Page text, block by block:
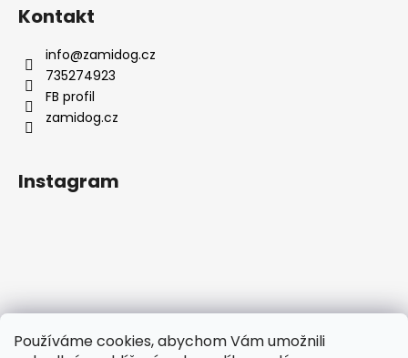
Používáme cookies, abychom Vám umožnili
Kontakt
info@zamidog.cz
735274923
FB profil
zamidog.cz
Instagram